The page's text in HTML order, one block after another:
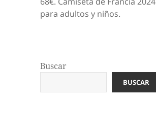
para adultos y niños.
Buscar
BUSCAR